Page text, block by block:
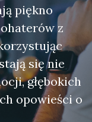
piękno
z
się nie
głębokich
opowieści o